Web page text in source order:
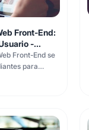
Front-End:
-
Front-End se
para
usuario
a
Ja